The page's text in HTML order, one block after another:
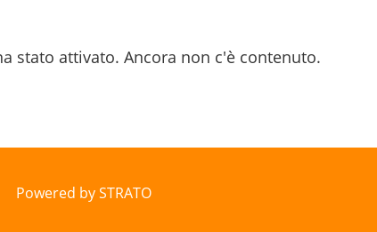
stato attivato. Ancora non c'è contenuto.
Powered by STRATO